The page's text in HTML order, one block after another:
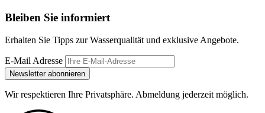
Bleiben Sie informiert
Erhalten Sie Tipps zur Wasserqualität und exklusive Angebote.
E-Mail Adresse
Newsletter abonnieren
Wir respektieren Ihre Privatsphäre. Abmeldung jederzeit möglich.